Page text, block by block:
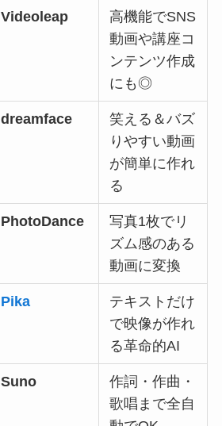
Videoleap
高機能でSNS
動画や講座コ
ンテンツ作成
にも◎
dreamface
笑える＆バズ
りやすい動画
が簡単に作れ
る
PhotoDance
写真1枚でリ
ズム感のある
動画に変換
Pika
テキストだけ
で映像が作れ
る革命的AI
Suno
作詞・作曲・
歌唱まで全自